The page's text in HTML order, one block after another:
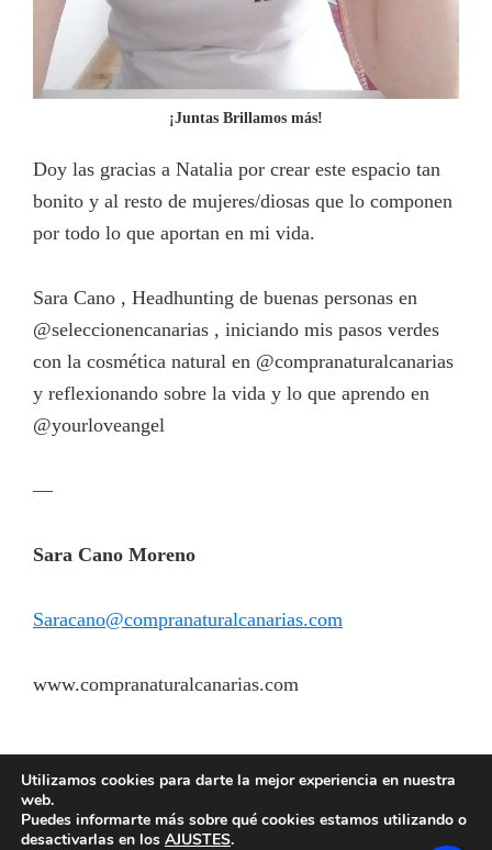
¡Juntas Brillamos más!
Doy las gracias a Natalia por crear este espacio tan
bonito y al resto de mujeres/diosas que lo componen
por todo lo que aportan en mi vida.
Sara Cano , Headhunting de buenas personas en
@seleccionencanarias , iniciando mis pasos verdes
con la cosmética natural en @compranaturalcanarias
y reflexionando sobre la vida y lo que aprendo en
@yourloveangel
—
Sara Cano Moreno
Saracano@compranaturalcanarias.com
www.compranaturalcanarias.com
CONTACTO
Utilizamos cookies para darte la mejor experiencia en nuestra
web.
Puedes informarte más sobre qué cookies estamos utilizando o
desactivarlas en los AJUSTES.